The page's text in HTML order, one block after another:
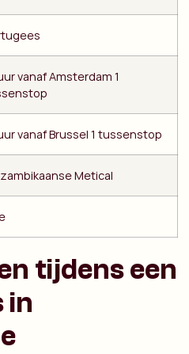
vanaf Amsterdam 1
vanaf Brussel 1 tussenstop
Metical
tijdens een
in